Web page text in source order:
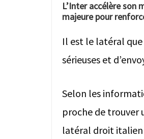
L’Inter accélère son
majeure pour
Il est le latéral que
sérieuses et
Selon les
proche de trouver
latéral droit italien